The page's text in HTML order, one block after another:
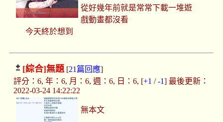
從好幾年前就是常常下載一堆遊
戲動畫都沒看
今天終於想到
[綜合]無題[21篇回應]
評分：6, 年：6, 月：6, 週：6, 日：6, [+1 /-1] 最後更新：
2022-03-24 14:22:22
無本文